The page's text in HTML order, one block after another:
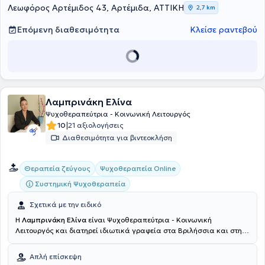
και αγγλόφωνα επιστημονικά περιοδικά, συμπεριλαμβανομένων
συνεδρίων της
Εταιρείας Παθολόγων Ογκολόγων Ελλάδος
και διεθνών οργανισμών όπως η
European Association for Palliative
Care , ηMASCC/ISOOκαι ηInternational Psycho-Oncology Society.
Λεωφόρος Αρτέμιδος 43, Αρτέμιδα, ΑΤΤΙΚΗ 2,7 km
Επόμενη διαθεσιμότητα Κλείσε ραντεβού
Λαμπρινάκη Ελίνα
Ψυχοθεραπεύτρια - Κοινωνική Λειτουργός
10|21 αξιολογήσεις
Διαθεσιμότητα για βιντεοκλήση
Θεραπεία ζεύγους
Ψυχοθεραπεία Online
Συστημική Ψυχοθεραπεία
Σχετικά με την ειδικό
Η Λαμπρινάκη Ελίνα είναι Ψυχοθεραπεύτρια - Κοινωνική
Λειτουργός και διατηρεί ιδιωτικά γραφεία στα Βριλήσσια και στην
Πανεπιστημίου Πατρών, με ειδίκευση στη Συστημική Θεραπεία και
επαγγελματική εμπειρία από το 2018 στον χώρο της ψυχικής
Απλή επίσκεψη